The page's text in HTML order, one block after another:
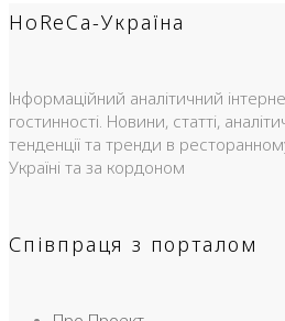
HoReCa-Україна
Інформаційний аналітичний
гостинності. Новини, статті,
тенденції та тренди в
Україні та за кордоном
Співпраця з порталом